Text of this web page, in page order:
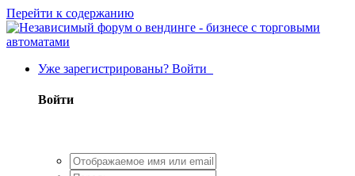
Перейти к содержанию
Уже зарегистрированы? Войти
Войти